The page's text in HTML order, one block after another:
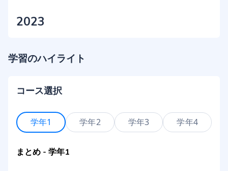
2023
学習のハイライト
コース選択
学年1 学年2 学年3 学年4
まとめ - 学年1